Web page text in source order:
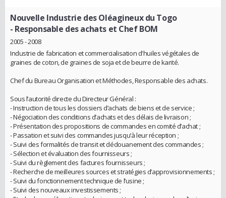
Nouvelle Industrie des Oléagineux du Togo
- Responsable des achats et Chef BOM
2005 - 2008
Industrie de fabrication et commercialisation d'huiles végétales de
graines de coton, de graines de soja et de beurre de karité.
Chef du Bureau Organisation et Méthodes, Responsable des achats.
Sous l’autorité directe du Directeur Général :
- Instruction de tous les dossiers d’achats de biens et de service ;
- Négociation des conditions d’achats et des délais de livraison ;
- Présentation des propositions de commandes en comité d’achat ;
- Passation et suivi des commandes jusqu’à leur réception ;
- Suivi des formalités de transit et dédouanement des commandes ;
- Sélection et évaluation des fournisseurs ;
- Suivi du règlement des factures fournisseurs ;
- Recherche de meilleures sources et stratégies d’approvisionnements ;
- Suivi du fonctionnement technique de l’usine ;
- Suivi des nouveaux investissements ;